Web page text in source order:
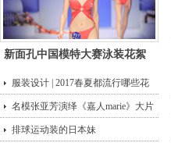
新面孔中国模特大赛泳装花絮
服装设计 | 2017春夏都流行哪些花
型？名模张亚芳演绎《嘉人marie》大片
排球运动装的日本妹